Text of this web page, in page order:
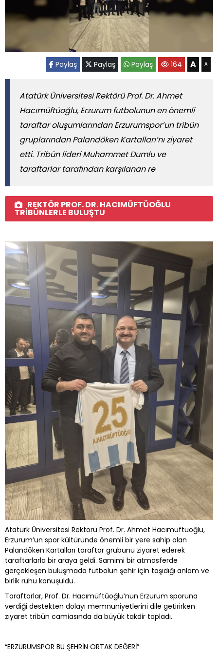
Paylaş Paylaş Paylaş 164 A A
Atatürk Üniversitesi Rektörü Prof. Dr. Ahmet
Hacımüftüoğlu, Erzurum futbolunun en önemli
taraftar oluşumlarından Erzurumspor’un tribün
gruplarından Palandöken Kartalları’nı ziyaret
etti. Tribün lideri Muhammet Dumlu ve
taraftarlar tarafından karşılanan re
REKTÖR PROF. DR. HACIMÜFTÜOĞLU
TRİBÜNLERLE BULUŞTU
Atatürk Üniversitesi Rektörü Prof. Dr. Ahmet Hacımüftüoğlu,
Erzurum’un spor kültüründe önemli bir yere sahip olan
Palandöken Kartalları taraftar grubunu ziyaret ederek
taraftarlarla bir araya geldi. Samimi bir atmosferde
gerçekleşen buluşmada futbolun şehir için taşıdığı anlam ve
birlik ruhu konuşuldu.
Taraftarlar, Prof. Dr. Hacımüftüoğlu’nun Erzurum sporuna
verdiği destekten dolayı memnuniyetlerini dile getirirken
ziyaret tribün camiasında da büyük takdir topladı.
“ERZURUMSPOR BU ŞEHRİN ORTAK DEĞERİ”